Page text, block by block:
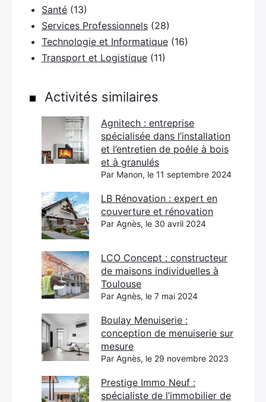
Santé (13)
Services Professionnels (28)
Technologie et Informatique (16)
Transport et Logistique (11)
Activités similaires
Agnitech : entreprise
spécialisée dans l’installation
et l’entretien de poêle à bois
et à granulés
Par Manon, le 11 septembre 2024
LB Rénovation : expert en
couverture et rénovation
Par Agnès, le 30 avril 2024
LCO Concept : constructeur
de maisons individuelles à
Toulouse
Par Agnès, le 7 mai 2024
Boulay Menuiserie :
conception de menuiserie sur
mesure
Par Agnès, le 29 novembre 2023
Prestige Immo Neuf :
spécialiste de l’immobilier de
Rechercher
: